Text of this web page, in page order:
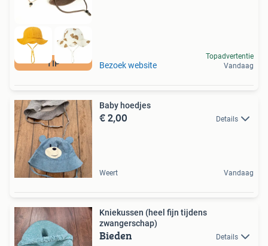
TIP Bezoek website
Topadvertentie
Vandaag
Baby hoedjes
€ 2,00 Details
Weert Vandaag
Kniekussen (heel fijn tijdens
zwangerschap)
Bieden Details